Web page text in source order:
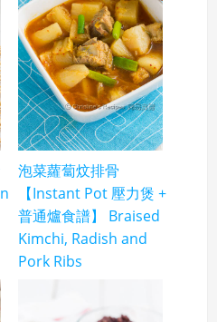
泡菜蘿蔔炆排骨
【Instant Pot 壓力煲 +
普通爐食譜】 Braised
Kimchi, Radish and
Pork Ribs